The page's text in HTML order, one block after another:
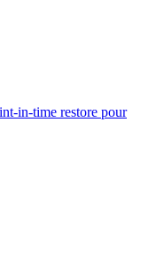
in-time restore pour